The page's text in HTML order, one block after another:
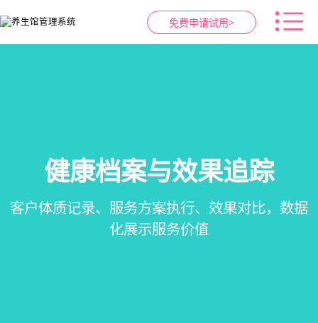
免费申请试用>
会员营销&锁客
会员积分、套餐定制、精准营销、客户关怀，提
升复购率与客单价
预约与工位管理
在线预约、智能排班、技师调度、房间/床位状态
一目了然，提升资源利用率
健康档案与效果追踪
客户体质记录、服务方案执行、效果对比，数据
化展示服务价值
智慧养生馆管理系统
一站式解决养生馆预约、服务、会员、财务、营
销全流程数字化管理